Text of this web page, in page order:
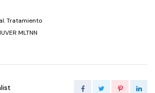
,Tratamiento
IUVER MLTNN